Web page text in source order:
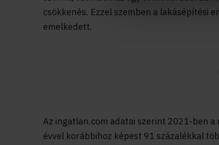
csökkenés. Ezzel szemben a lakásépítési
emelkedett.
Az ingatlan.com adatai szerint 2021-ben
évvel korábbihoz képest 91 százalékkal